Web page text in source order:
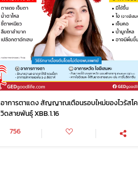
อาการตาแดง สัญญาณเตือนรอบใหม่ของไวรัสโค
วิดสายพันธุ์ XBB.1.16
756